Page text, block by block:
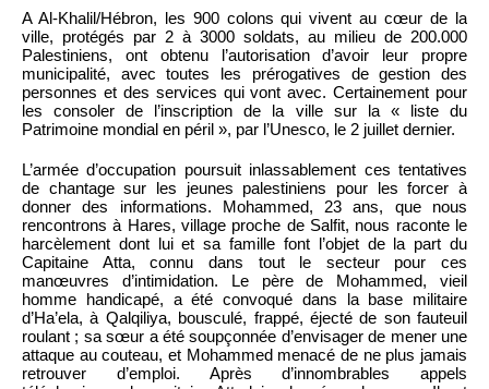
A Al-Khalil/Hébron, les 900 colons qui vivent au cœur de la
ville, protégés par 2 à 3000 soldats, au milieu de 200.000
Palestiniens, ont obtenu l’autorisation d’avoir leur propre
municipalité, avec toutes les prérogatives de gestion des
personnes et des services qui vont avec. Certainement pour
les consoler de l’inscription de la ville sur la « liste du
Patrimoine mondial en péril », par l’Unesco, le 2 juillet dernier.
L’armée d’occupation poursuit inlassablement ces tentatives
de chantage sur les jeunes palestiniens pour les forcer à
donner des informations. Mohammed, 23 ans, que nous
rencontrons à Hares, village proche de Salfit, nous raconte le
harcèlement dont lui et sa famille font l’objet de la part du
Capitaine Atta, connu dans tout le secteur pour ces
manœuvres d’intimidation. Le père de Mohammed, vieil
homme handicapé, a été convoqué dans la base militaire
d’Ha’ela, à Qalqiliya, bousculé, frappé, éjecté de son fauteuil
roulant ; sa sœur a été soupçonnée d’envisager de mener une
attaque au couteau, et Mohammed menacé de ne plus jamais
retrouver d’emploi. Après d’innombrables appels